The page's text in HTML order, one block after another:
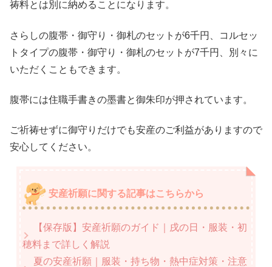
祷料とは別に納めることになります。
さらしの腹帯・御守り・御札のセットが6千円、コルセッ
トタイプの腹帯・御守り・御札のセットが7千円、別々に
いただくこともできます。
腹帯には住職手書きの墨書と御朱印が押されています。
ご祈祷せずに御守りだけでも安産のご利益がありますので
安心してください。
安産祈願に関する記事はこちらから
【保存版】安産祈願のガイド｜戌の日・服装・初
穂料まで詳しく解説
夏の安産祈願｜服装・持ち物・熱中症対策・注意